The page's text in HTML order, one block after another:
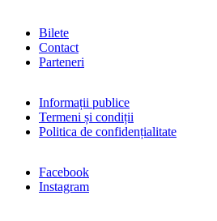
Bilete
Contact
Parteneri
Informații publice
Termeni și condiții
Politica de confidențialitate
Facebook
Instagram